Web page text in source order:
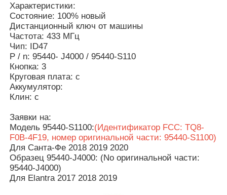
Главная страница
Продукция
Характеристики:
Состояние: 100% новый
Дистанционный ключ от машины
Частота: 433 МГц
Чип: ID47
P / n: 95440- J4000 / 95440-S110
Кнопка: 3
Круговая плата: с
Аккумулятор:
Клин: с
Заявки на:
Модель 95440-S1100:(Идентификатор FCC: TQ8-
F0B-4F19, номер оригинальной части: 95440-S1100)
Для Санта-Фе 2018 2019 2020
Образец 95440-J4000: (No оригинальной части:
95440-J4000)
Для Elantra 2017 2018 2019